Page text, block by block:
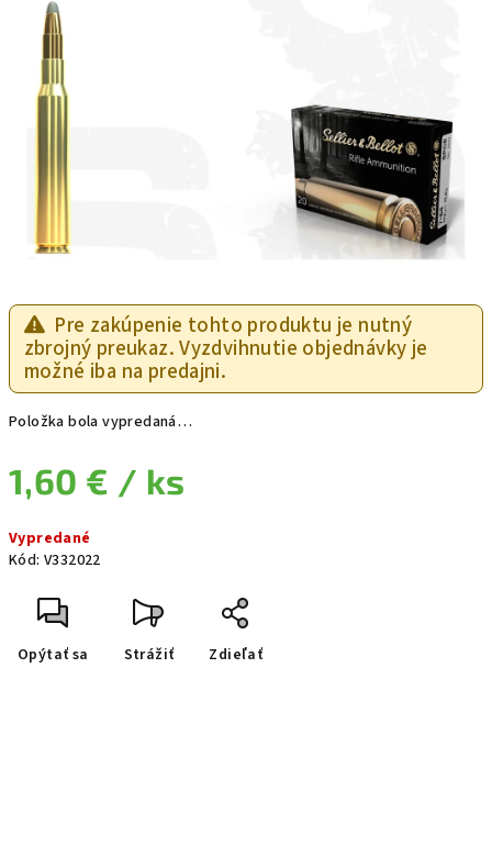
Pre zakúpenie tohto produktu je nutný
zbrojný preukaz. Vyzdvihnutie objednávky je
možné iba na predajni.
Položka bola vypredaná…
1,60 € / ks
Vypredané
Kód: V332022
Opýtať sa Strážiť Zdieľať